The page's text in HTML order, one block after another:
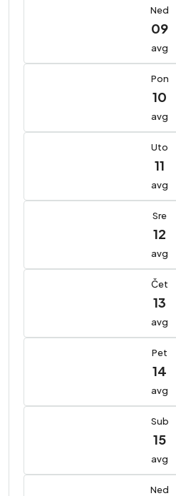
Ned
09
avg
Pon
10
avg
Uto
11
avg
Sre
12
avg
Čet
13
avg
Pet
14
avg
Sub
15
avg
Ned